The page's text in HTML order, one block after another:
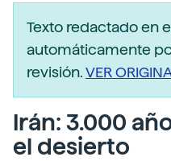
Texto redactado en
automáticamente
revisión.VER
Irán: 3.000
el desierto